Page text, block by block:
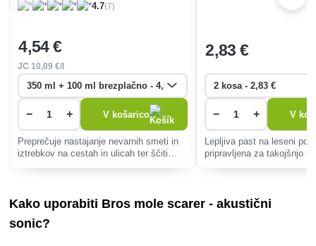
4.7(7)
4,54 €
JC10,09 €/l
− + V košarico
Preprečuje nastajanje nevarnih smeti in
iztrebkov na cestah in ulicah ter ščiti
2,83 €
− + V
Lepljiva past na leseni
pripravljena za takojšnjo
Kako uporabiti Bros mole scarer - akustični
sonic?